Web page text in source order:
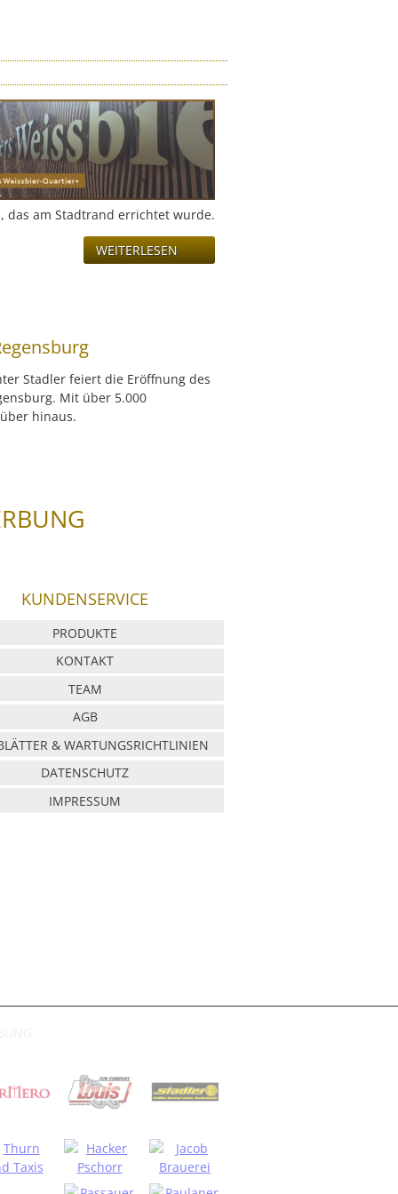
das am Stadtrand errichtet wurde.
WEITERLESEN
Stadler feiert die Eröffnung des
Mit über 5.000
hinaus.
KUNDENSERVICE
PRODUKTE
KONTAKT
TEAM
AGB
& WARTUNGSRICHTLINIEN
DATENSCHUTZ
IMPRESSUM